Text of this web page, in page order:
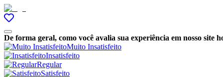
De forma geral, como você avalia sua experiência em nosso site
Muito Insatisfeito
Insatisfeito
Regular
Satisfeito